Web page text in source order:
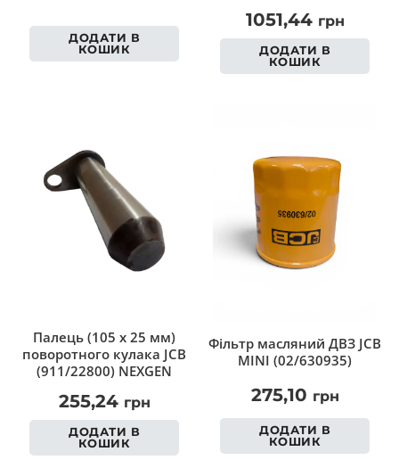
ДОДАТИ В
КОШИК
1051,44 грн
ДОДАТИ В
КОШИК
Палець (105 х 25 мм)
поворотного кулака JCB
(911/22800) NEXGEN
255,24 грн
ДОДАТИ В
КОШИК
Фільтр масляний ДВЗ JCB
MINI (02/630935)
275,10 грн
ДОДАТИ В
КОШИК